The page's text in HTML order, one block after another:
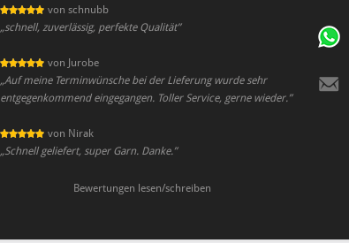
von schnubb
„schnell, zuverlässig, perfekte Qualität”
von Jurobe
„Auf meine Terminwünsche bei der Lieferung wurde sehr
entgegenkommend eingegangen. Toller Service, gerne wieder.”
von Nirak
„Schnell geliefert, super Garn. Danke.”
Bewertungen lesen/schreiben